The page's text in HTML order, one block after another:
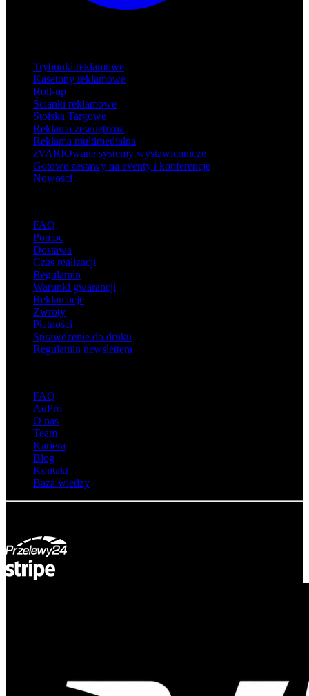
Trybunki reklamowe
Kasetony reklamowe
Roll-up
Ścianki reklamowe
Stoiska Targowe
Reklama zewnętrzna
Reklama multimedialna
zVARIOwane systemy wystawiennicze
Gotowe zestawy na eventy i konferencje
Nowości
FAQ
Pomoc
Dostawa
Czas realizacji
Regulamin
Warunki gwarancji
Reklamacje
Zwroty
Płatności
Sprawdzenie do druku
Regulamin newslettera
FAQ
AdPro
O nas
Team
Kariera
Blog
Kontakt
Baza wiedzy